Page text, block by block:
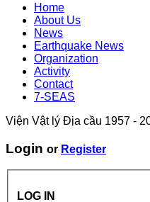
Home
About Us
News
Earthquake News
Organization
Activity
Contact
7-SEAS
Viện Vật lý Địa cầu 1957 -
Login or Register
LOG IN